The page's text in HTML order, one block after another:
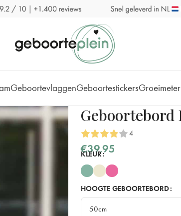
GeboortevlaggenGeboortestickers
Geboortebord
4
€39,95
KLEUR
HOOGTE GEBOORTEBORD
50cm